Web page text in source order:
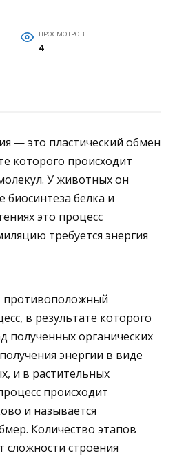
ПРОСМОТРОВ
4
— это пластический обмен
которого происходит
У животных он
биосинтеза белка и
это процесс
требуется энергия
противоположный
в результате которого
полученных органических
энергии в виде
и в растительных
происходит
и называется
Количество этапов
сложности строения